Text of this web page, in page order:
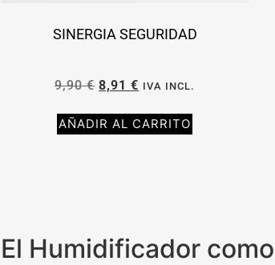
SINERGIA SEGURIDAD
9,90€ 8,91€ IVA INCL.
AÑADIR AL CARRITO
El Humidificador